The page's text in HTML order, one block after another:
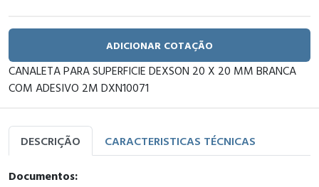
ADICIONAR COTAÇÃO
CANALETA PARA SUPERFICIE DEXSON 20 X 20 MM BRANCA
COM ADESIVO 2M DXN10071
DESCRIÇÃO CARACTERISTICAS TÉCNICAS
Documentos: